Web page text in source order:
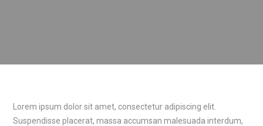
Lorem ipsum dolor sit amet, consectetur adipiscing elit.
Suspendisse placerat, massa accumsan malesuada interdum,